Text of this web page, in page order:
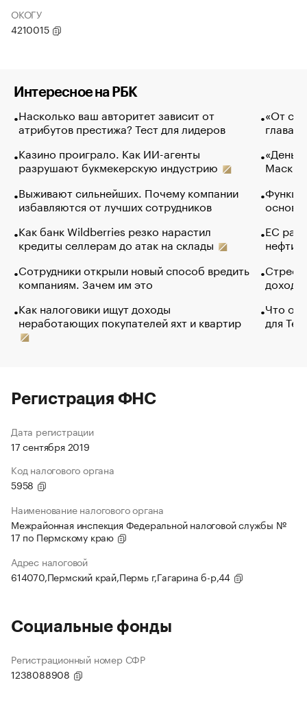
ОКОГУ
4210015
Интересное на РБК
Насколько ваш авторитет зависит от
атрибутов престижа? Тест для лидеров
Казино проиграло. Как ИИ-агенты
разрушают букмекерскую индустрию
Выживают сильнейших. Почему компании
избавляются от лучших сотрудников
Как банк Wildberries резко нарастил
кредиты селлерам до атак на склады
Сотрудники открыли новый способ вредить
компаниям. Зачем им это
Как налоговики ищут доходы
неработающих покупателей яхт и квартир
«От
глава
Маск в
основ
ЕС
нефти
Что
для
Регистрация ФНС
Дата регистрации
17 сентября 2019
Код налогового органа
5958
Наименование налогового органа
Межрайонная инспекция Федеральной налоговой службы №
17 по Пермскому краю
Адрес налоговой
614070,Пермский край,Пермь г,Гагарина б-р,44
Социальные фонды
Регистрационный номер СФР
1238088908